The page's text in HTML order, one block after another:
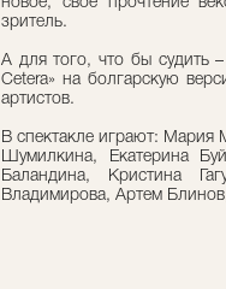
зритель.
А для того, что бы судить
Cetera» на болгарскую
артистов.
В спектакле играют: Мария
Шумилкина, Екатерина
Баландина, Кристина
Владимирова, Артем